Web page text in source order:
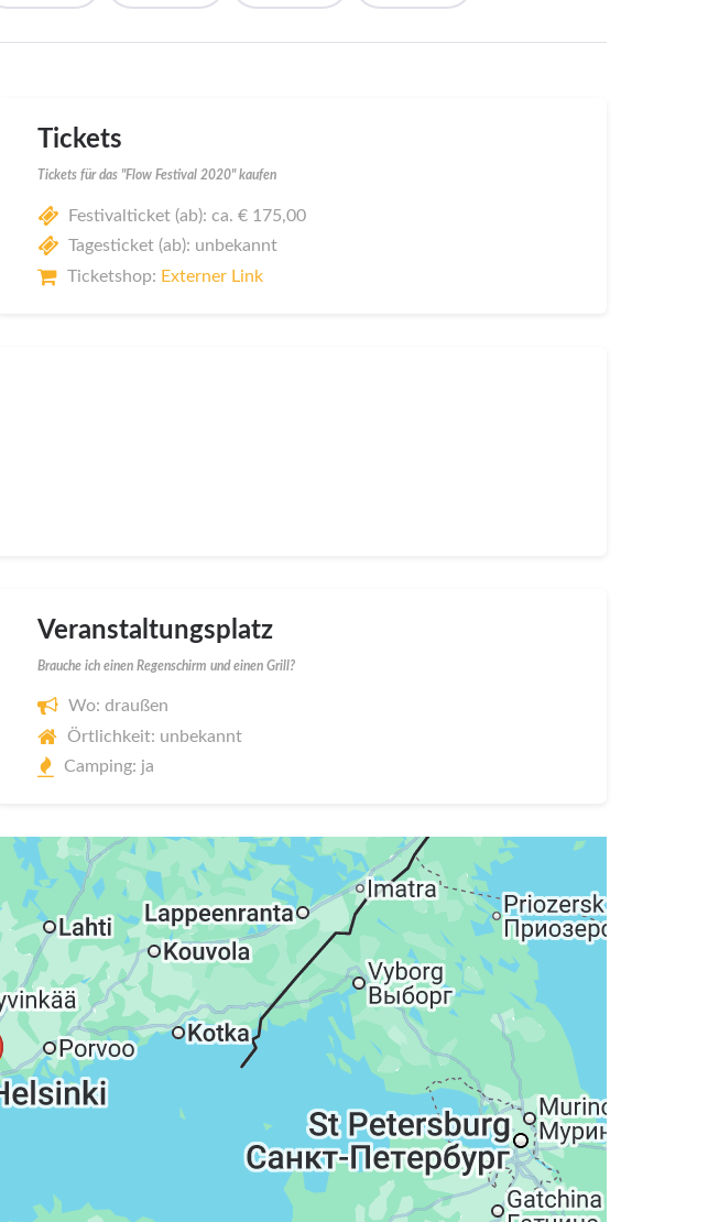
Tickets
Tickets für das "Flow Festival 2020" kaufen
Festivalticket (ab): ca. € 175,00
Tagesticket (ab): unbekannt
Ticketshop: Externer Link
Veranstaltungsplatz
Brauche ich einen Regenschirm und einen Grill?
Wo: draußen
Örtlichkeit: unbekannt
Camping: ja